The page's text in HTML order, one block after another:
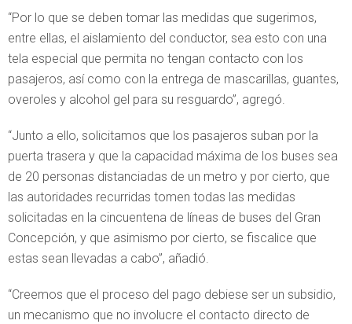
“Por lo que se deben tomar las medidas que sugerimos,
entre ellas, el aislamiento del conductor, sea esto con una
tela especial que permita no tengan contacto con los
pasajeros, así como con la entrega de mascarillas, guantes,
overoles y alcohol gel para su resguardo”, agregó.
“Junto a ello, solicitamos que los pasajeros suban por la
puerta trasera y que la capacidad máxima de los buses sea
de 20 personas distanciadas de un metro y por cierto, que
las autoridades recurridas tomen todas las medidas
solicitadas en la cincuentena de líneas de buses del Gran
Concepción, y que asimismo por cierto, se fiscalice que
estas sean llevadas a cabo”, añadió.
“Creemos que el proceso del pago debiese ser un subsidio,
un mecanismo que no involucre el contacto directo de